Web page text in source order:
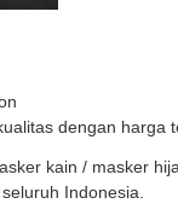
dengan harga
kain / masker
Indonesia.